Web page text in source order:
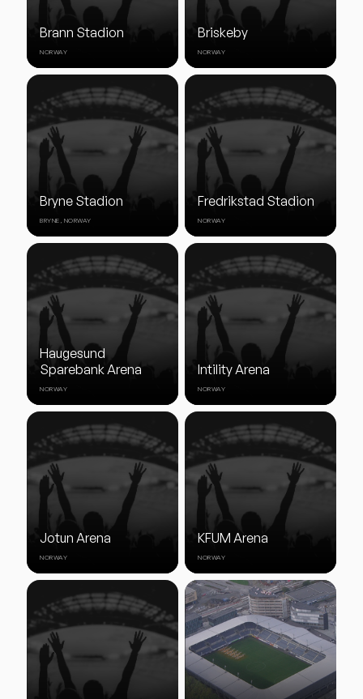
Brann Stadion
NORWAY
Briskeby
NORWAY
Bryne Stadion
BRYNE, NORWAY
Fredrikstad Stadion
NORWAY
Haugesund
Sparebank Arena
NORWAY
Intility Arena
NORWAY
Jotun Arena
NORWAY
KFUM Arena
NORWAY